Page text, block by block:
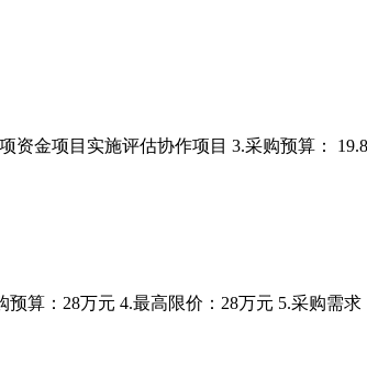
金项目实施评估协作项目 3.采购预算：
算：28万元 4.最高限价：28万元 5.采购需求